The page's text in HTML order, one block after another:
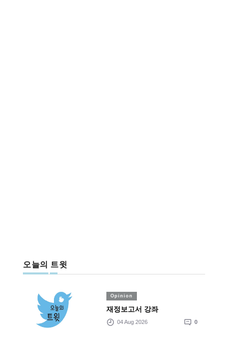
오늘의 트윗
Opinion
재정보고서 강좌
04 Aug 2026 0